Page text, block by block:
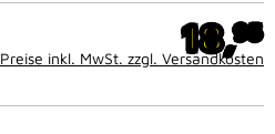
18,95
Preise inkl. MwSt. zzgl. Versandkosten